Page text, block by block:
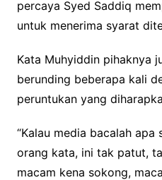
percaya Syed Saddiq
untuk menerima syarat
Kata Muhyiddin pihaknya
berunding beberapa kali
peruntukan yang
“Kalau media bacalah
orang kata, ini tak patut,
macam kena sokong,